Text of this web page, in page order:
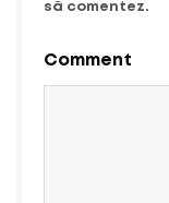
să comentez.
Comment